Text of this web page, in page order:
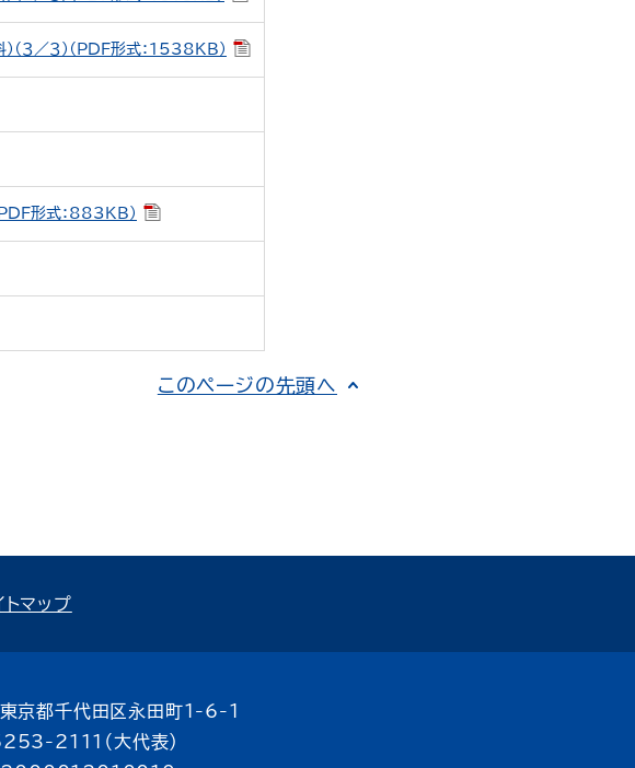
／３）（PDF形式：1538KB）
PDF形式：883KB）
このページの先頭へ
トマップ
都千代田区永田町1-6-1
2111（大代表）